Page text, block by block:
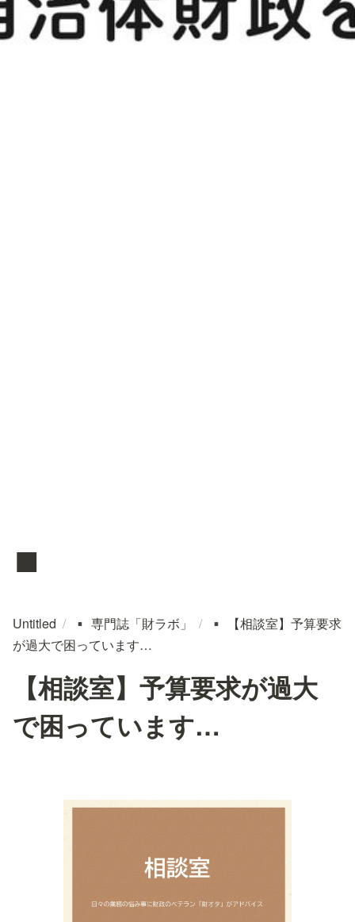
▪️
Untitled / ▪️ 専門誌「財ラボ」 / ▪️
【相談室】予算要求
が過大で困っています…
【相談室】予算要求が過大
で困っています…